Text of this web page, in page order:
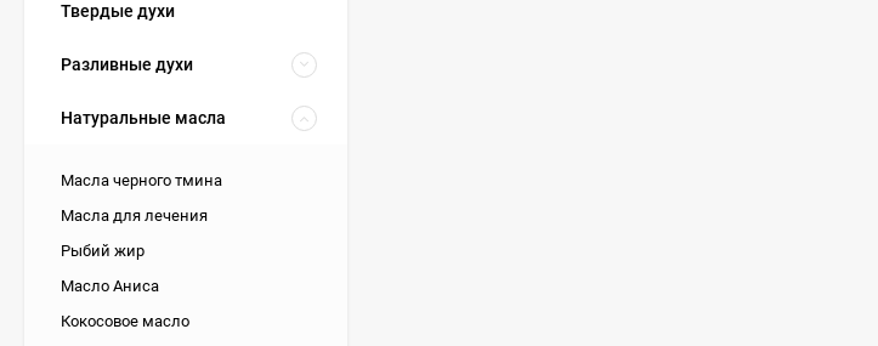
Твердые духи
Разливные духи
Натуральные масла
Масла черного тмина
Масла для лечения
Рыбий жир
Масло Аниса
Кокосовое масло